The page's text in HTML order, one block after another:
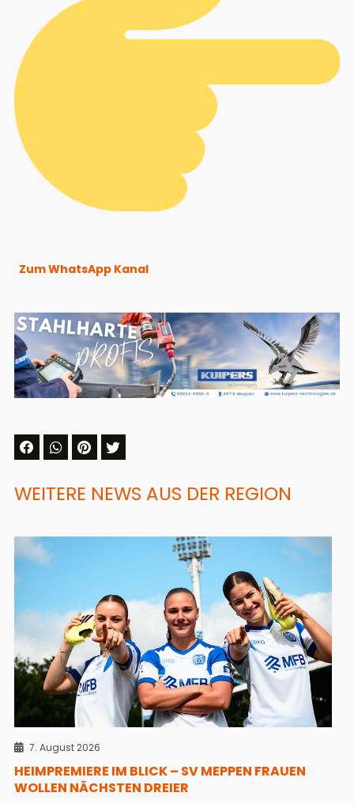
Zum WhatsApp Kanal
WEITERE NEWS AUS DER REGION
7. August 2026
HEIMPREMIERE IM BLICK – SV MEPPEN FRAUEN
WOLLEN NÄCHSTEN DREIER